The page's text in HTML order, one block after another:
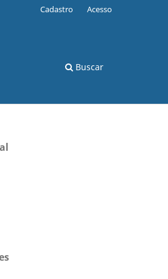
Buscar
Cadastro Acesso